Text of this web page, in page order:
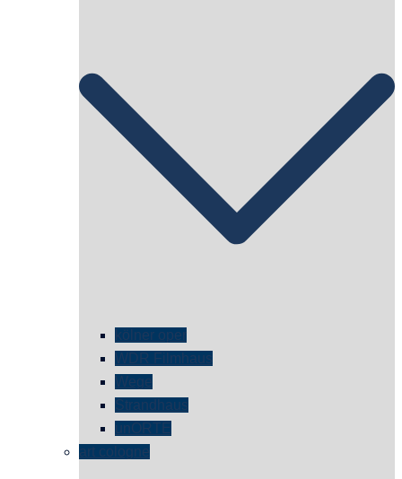
kölner oper
WDR Filmhaus
Wege
Strandhaus
unORTE
art cologne